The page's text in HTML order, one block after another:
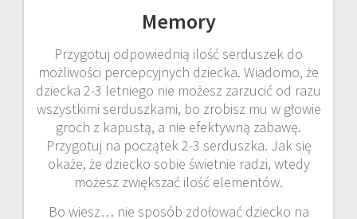
Memory
Przygotuj odpowiednią ilość serduszek do
możliwości percepcyjnych dziecka. Wiadomo, że
dziecka 2-3 letniego nie możesz zarzucić od razu
wszystkimi serduszkami, bo zrobisz mu w głowie
groch z kapustą, a nie efektywną zabawę.
Przygotuj na początek 2-3 serduszka. Jak się
okaże, że dziecko sobie świetnie radzi, wtedy
możesz zwiększać ilość elementów.
Bo wiesz… nie sposób zdołować dziecko na